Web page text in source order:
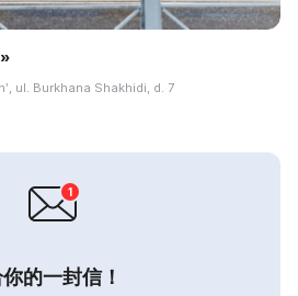
ul. Burkhana Shakhidi, d. 7
的一封信！